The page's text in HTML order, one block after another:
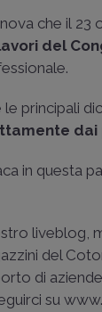
che il
del
principali
dai
in questa
liveblog,
del
di
su